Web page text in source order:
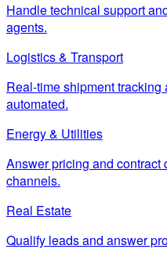
Handle technical support
agents.
Logistics & Transport
Real-time shipment tracking
automated.
Energy & Utilities
Answer pricing and
channels.
Real Estate
Qualify leads and answer